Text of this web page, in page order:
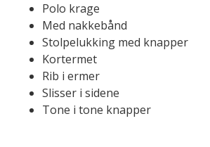
Polo krage
Med nakkebånd
Stolpelukking med knapper
Kortermet
Rib i ermer
Slisser i sidene
Tone i tone knapper